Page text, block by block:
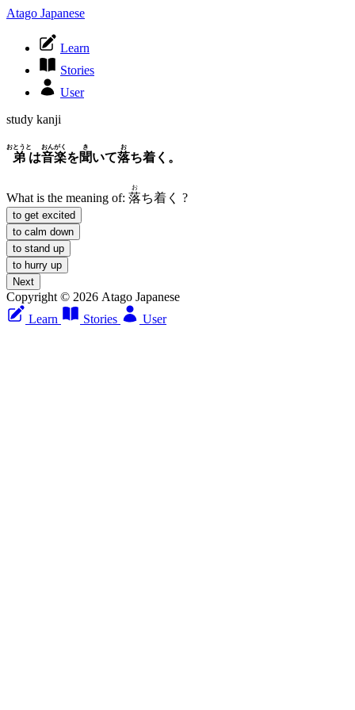
Atago Japanese
Learn
Stories
User
study kanji
弟
おとうと
は音楽
おんがく
を聞
き
いて落
お
ち着く。
What is the meaning of: 落
お
ち着く ?
to get excited
to calm down
to stand up
to hurry up
Next
Copyright © 2026 Atago Japanese
Learn
Stories User